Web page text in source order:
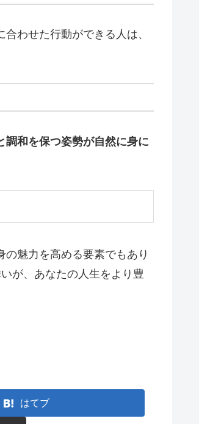
わせた行動ができる人は、
調和を保つ姿勢が自然に身に
魅力を高める要素でもあり
が、あなたの人生をより豊
はてブ